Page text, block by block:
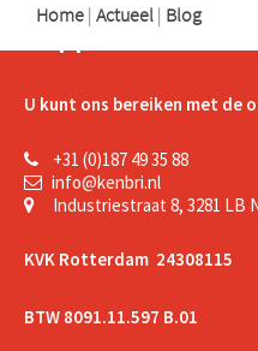
Home | Actueel | Blog
Support
U kunt ons bereiken met de
+31 (0)187 49 35 88
info@kenbri.nl
Industriestraat 8, 3281 LB
KVK Rotterdam 24308115
BTW 8091.11.597 B.01